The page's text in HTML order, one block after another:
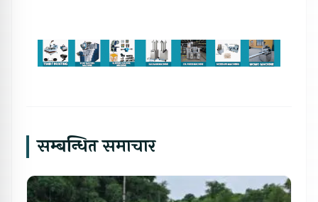
सम्बन्धित समाचार